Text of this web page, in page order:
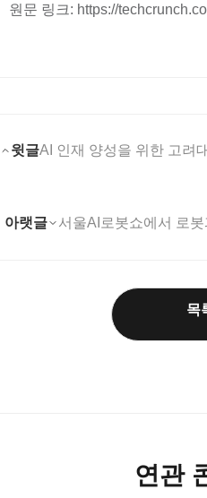
원문 링크: https://
윗글
아랫글
목
연관